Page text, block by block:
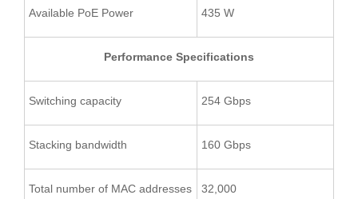
Available PoE Power 435 W
Performance Specifications
Switching capacity 254 Gbps
Stacking bandwidth 160 Gbps
Total number of MAC addresses 32,000